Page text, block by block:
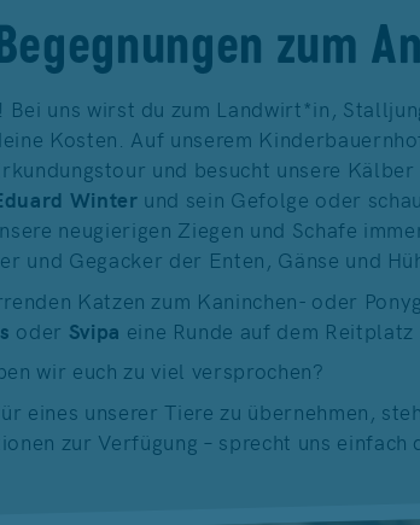
zum
uns wirst du zum Landwirt*in,
Kosten. Auf unserem
und besucht unsere Kälber
Winter und sein Gefolge oder
neugierigen Ziegen und Schafe
und Gegacker der Enten, Gänse und
Katzen zum Kaninchen- oder
oder Svipa eine Runde auf dem Reitplatz
wir euch zu viel versprochen?
eines unserer Tiere zu übernehmen,
zur Verfügung – sprecht uns einfach